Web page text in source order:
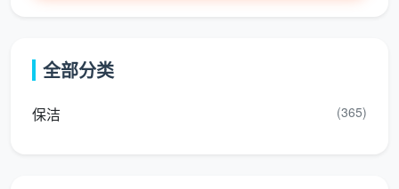
生
深度保洁（需要解放顽固陈
全部分类
保洁 (365)